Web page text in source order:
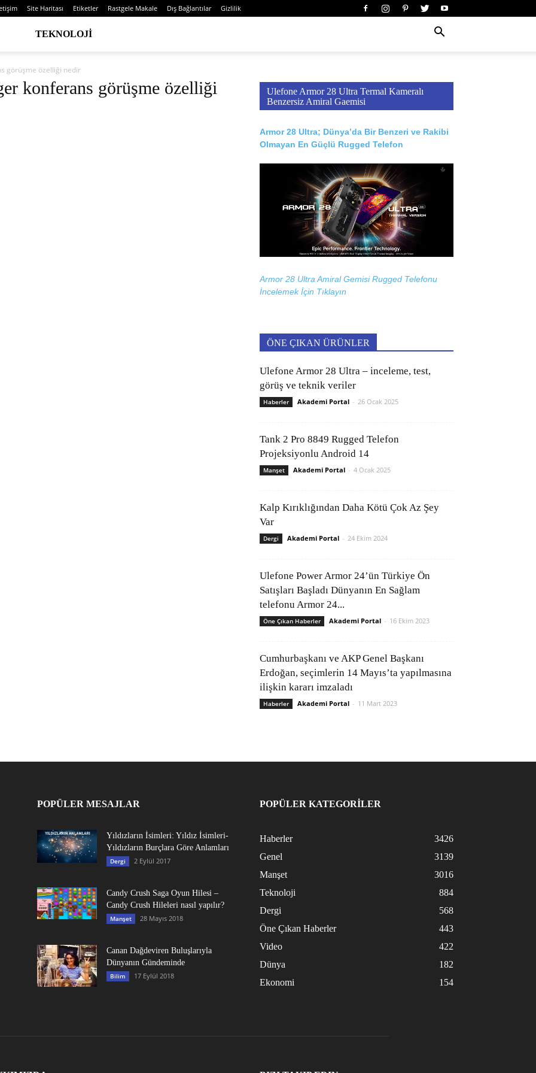
Site Haritası Etiketler Rastgele Makale Dış Bağlantılar Gizlilik
TEKNOLOJI
görüşme özelliği nedir
konferans görüşme özelliği
Ulefone Armor 28 Ultra Termal Kameralı
Benzersiz Amiral Gaemisi
Armor 28 Ultra; Dünya’da Bir Benzeri ve Rakibi
Olmayan En Güçlü Rugged Telefon
Armor 28 Ultra Amiral Gemisi Rugged Telefonu
İncelemek İçin Tıklayın
ÖNE ÇIKAN ÜRÜNLER
Ulefone Armor 28 Ultra – inceleme, test,
görüş ve teknik veriler
Haberler Akademi Portal - 26 Ocak 2025
Tank 2 Pro 8849 Rugged Telefon
Projeksiyonlu Android 14
Manşet Akademi Portal - 4 Ocak 2025
Kalp Kırıklığından Daha Kötü Çok Az Şey
Var
Dergi Akademi Portal - 24 Ekim 2024
Ulefone Power Armor 24’ün Türkiye Ön
Satışları Başladı Dünyanın En Sağlam
telefonu Armor 24...
Öne Çıkan Haberler Akademi Portal - 16 Ekim 2023
Cumhurbaşkanı ve AKP Genel Başkanı
Erdoğan, seçimlerin 14 Mayıs’ta yapılmasına
ilişkin kararı imzaladı
Haberler Akademi Portal - 11 Mart 2023
POPÜLER MESAJLAR
Yıldızların İsimleri: Yıldız İsimleri-
Yıldızların Burçlara Göre Anlamları
Dergi 2 Eylül 2017
Candy Crush Saga Oyun Hilesi –
Candy Crush Hileleri nasıl yapılır?
Manşet 28 Mayıs 2018
Canan Dağdeviren Buluşlarıyla
Dünyanın Gündeminde
Bilim 17 Eylül 2018
POPÜLER KATEGORİLER
Haberler
3426
Genel
3139
Manşet
3016
Teknoloji
884
Dergi
568
Öne Çıkan Haberler
443
Video
422
Dünya
182
Ekonomi
154